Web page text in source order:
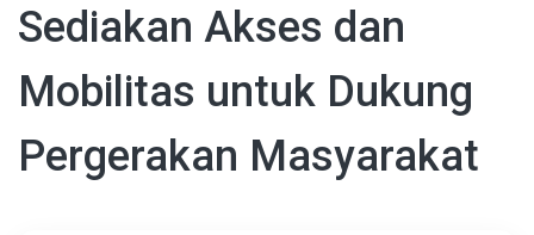
Sediakan Akses dan
Mobilitas untuk Dukung
Pergerakan Masyarakat